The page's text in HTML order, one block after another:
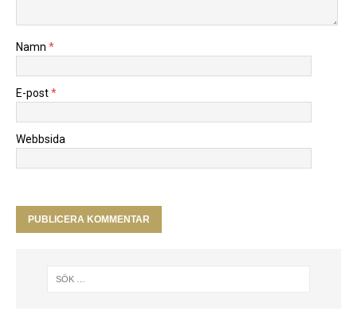
Namn *
E-post*
Webbsida